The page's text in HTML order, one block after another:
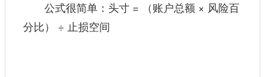
公式很简单：头寸 = （账户总额 × 风险百
分比） ÷ 止损空间